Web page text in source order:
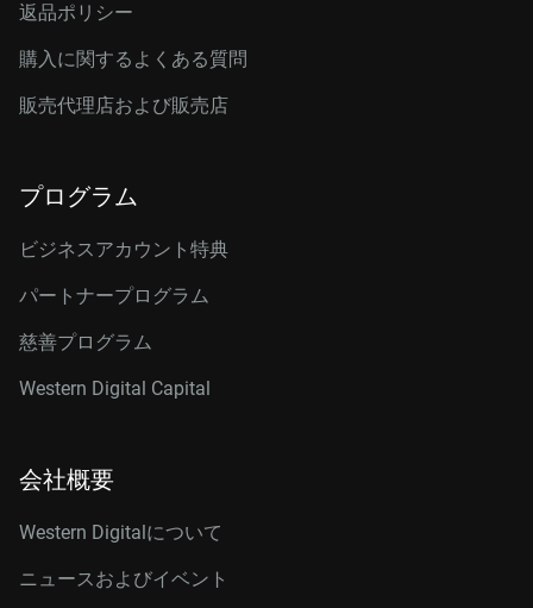
返品ポリシー
購入に関するよくある質問
販売代理店および販売店
プログラム
ビジネスアカウント特典
パートナープログラム
慈善プログラム
Western Digital Capital
会社概要
Western Digitalについて
ニュースおよびイベント